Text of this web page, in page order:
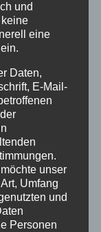
und
eine
Daten,
E-Mail-
unser
Umfang
und
Personen